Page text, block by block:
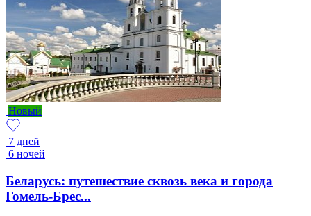
Новый
7 дней
6 ночей
Беларусь: путешествие сквозь века и города
Гомель-Брес...